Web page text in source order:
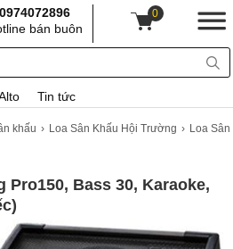
0974072896
bán buôn
0
Tin tức
khấu Loa Sân Khấu Hội Trường Loa
Pro150, Bass 30, Karaoke,